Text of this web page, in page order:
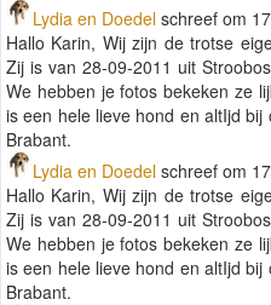
Lydia en Doedel schreef om
Hallo Karin, Wij zijn de trotse
Zij is van 28-09-2011 uit
We hebben je fotos bekeken ze
is een hele lieve hond en altIjd
Brabant.
Lydia en Doedel schreef om
Hallo Karin, Wij zijn de trotse
Zij is van 28-09-2011 uit
We hebben je fotos bekeken ze
is een hele lieve hond en altIjd
Brabant.